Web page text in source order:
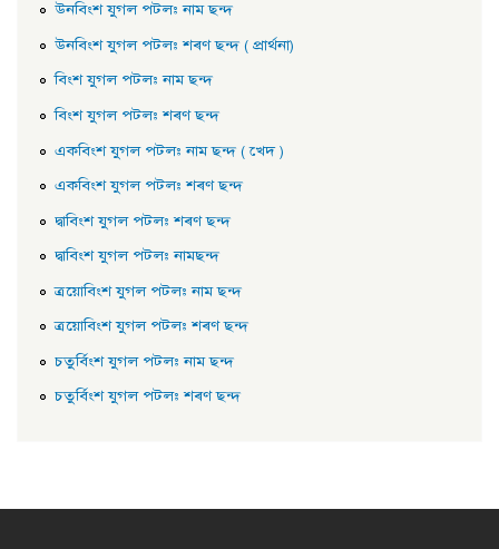
উনবিংশ যুগল পটল: নাম ছন্দ
উনবিংশ যুগল পটল: শৰণ ছন্দ ( প্রার্থনা)
বিংশ যুগল পটল: নাম ছন্দ
বিংশ যুগল পটল: শৰণ ছন্দ
একবিংশ যুগল পটল: নাম ছন্দ ( খেদ )
একবিংশ যুগল পটল: শৰণ ছন্দ
দ্বাবিংশ যুগল পটল: শৰণ ছন্দ
দ্বাবিংশ যুগল পটল: নামছন্দ
ত্রয়োবিংশ যুগল পটল: নাম ছন্দ
ত্রয়োবিংশ যুগল পটল: শৰণ ছন্দ
চতুর্বিংশ যুগল পটল: নাম ছন্দ
চতুৰ্বিংশ যুগল পটল: শৰণ ছন্দ